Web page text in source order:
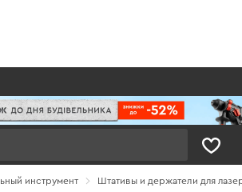
инструмент Штативы и держатели для